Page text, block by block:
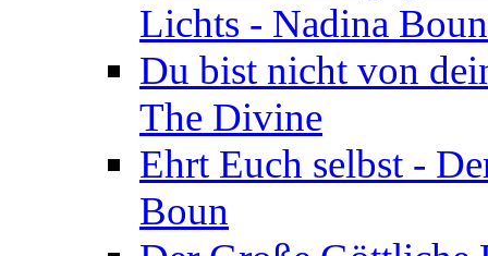
Lichts - Nadina Boun
Du bist nicht von
The Divine
Ehrt Euch selbst -
Boun